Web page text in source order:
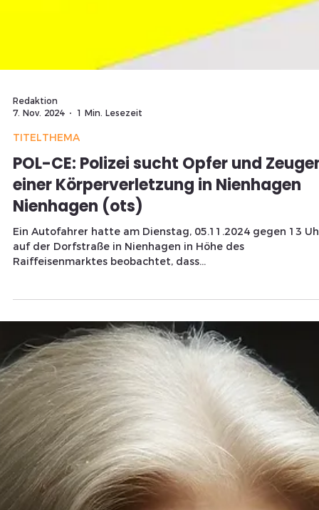
Redaktion
7. Nov. 2024
1 Min. Lesezeit
TITELTHEMA